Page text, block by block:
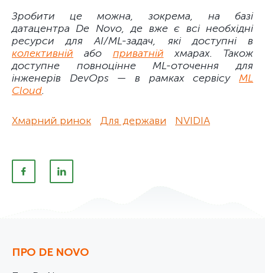
Зробити це можна, зокрема, на базі
датацентра De Novo, де вже є всі необхідні
ресурси для AI/ML-задач, які доступні в
колективній або приватній хмарах. Також
доступне повноцінне ML-оточення для
інженерів DevOps — в рамках сервісу ML
Cloud.
Хмарний ринок Для держави NVIDIA
ПРО DE NOVO